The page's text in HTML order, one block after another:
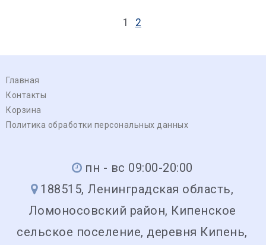
1 2
Главная
Контакты
Корзина
Политика обработки персональных данных
пн - вс 09:00-20:00
188515, Ленинградская область,
Ломоносовский район, Кипенское
сельское поселение, деревня Кипень,